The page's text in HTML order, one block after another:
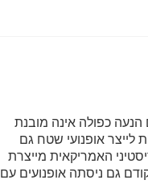
הנעה כפולה אינה מובנת
לייצר אופנועי שטח גם
האמריקאית מייצרת
גם ניסתה אופנועים עם